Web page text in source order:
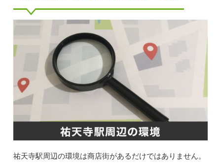
祐天寺駅周辺の環境は商店街があるだけではありません。